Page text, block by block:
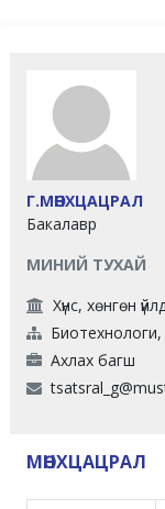
Г.МӨНХЦАЦРАЛ
Бакалавр
МИНИЙ ТУХАЙ
Хүнс, хөнгөн
Ахлах багш
МӨНХЦАЦРАЛ